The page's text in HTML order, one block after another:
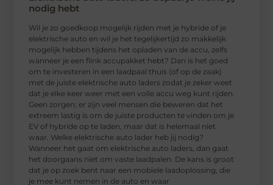
nodig hebt
Wil je zo goedkoop mogelijk rijden met je hybride of je
elektrische auto en wil je het tegelijkertijd zo makkelijk
mogelijk hebben tijdens het opladen van de accu, zelfs
wanneer je een flink accupakket hebt? Dan is het goed
om te investeren in een laadpaal thuis (of op de zaak)
met de juiste elektrische auto laders zodat je zeker weet
dat je elke keer weer met een volle accu weg kunt rijden.
Geen zorgen; er zijn veel mensen die beweren dat het
extreem lastig is om de juiste producten te vinden om je
EV of hybride op te laden, maar dat is helemaal niet
waar. Welke elektrische auto lader heb jij nodig?
Wanneer het gaat om elektrische auto laders, dan gaat
het doorgaans niet om vaste laadpalen. De kans is groot
dat je op zoek bent naar een mobiele laadoplossing, die
je mee kunt nemen in de auto en waar